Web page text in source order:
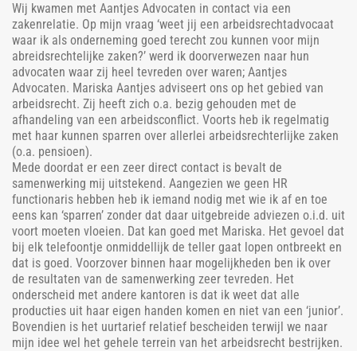
Wij kwamen met Aantjes Advocaten in contact via een
zakenrelatie. Op mijn vraag ‘weet jij een arbeidsrechtadvocaat
waar ik als onderneming goed terecht zou kunnen voor mijn
abreidsrechtelijke zaken?’ werd ik doorverwezen naar hun
advocaten waar zij heel tevreden over waren; Aantjes
Advocaten. Mariska Aantjes adviseert ons op het gebied van
arbeidsrecht. Zij heeft zich o.a. bezig gehouden met de
afhandeling van een arbeidsconflict. Voorts heb ik regelmatig
met haar kunnen sparren over allerlei arbeidsrechterlijke zaken
(o.a. pensioen).
Mede doordat er een zeer direct contact is bevalt de
samenwerking mij uitstekend. Aangezien we geen HR
functionaris hebben heb ik iemand nodig met wie ik af en toe
eens kan ‘sparren’ zonder dat daar uitgebreide adviezen o.i.d. uit
voort moeten vloeien. Dat kan goed met Mariska. Het gevoel dat
bij elk telefoontje onmiddellijk de teller gaat lopen ontbreekt en
dat is goed. Voorzover binnen haar mogelijkheden ben ik over
de resultaten van de samenwerking zeer tevreden. Het
onderscheid met andere kantoren is dat ik weet dat alle
producties uit haar eigen handen komen en niet van een ‘junior’.
Bovendien is het uurtarief relatief bescheiden terwijl we naar
mijn idee wel het gehele terrein van het arbeidsrecht bestrijken.